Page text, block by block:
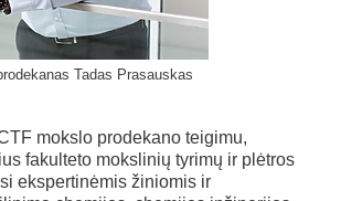
Tadas Prasauskas
mokslo prodekano teigimu,
fakulteto mokslinių tyrimų ir plėtros
ekspertinėmis žiniomis ir